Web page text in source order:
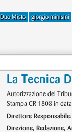
Duo Misto giorgio minisini
La Tecnica
Autorizzazione del
Stampa CR 1808 in
Direttore Responsabile:
Direzione, Redazione,